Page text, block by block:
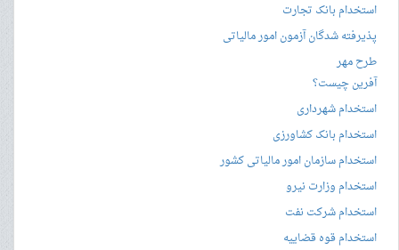
استخدام بانک تجارت
پذیرفته شدگان آزمون امور مالیاتی
طرح مهر
آفرین چیست؟
استخدام شهرداری
استخدام بانک کشاورزی
استخدام سازمان امور مالیاتی کشور
استخدام وزارت نیرو
استخدام شرکت نفت
استخدام قوه قضاییه